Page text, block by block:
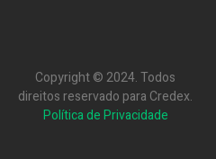
Copyright © 2024. Todos
direitos reservado para Credex.
Política de Privacidade